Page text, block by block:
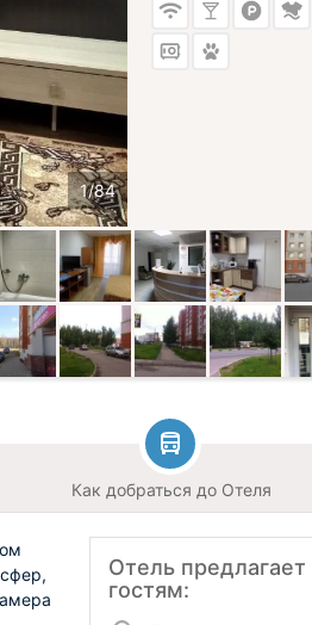
Как добраться до Отеля
Отель предлагает
гостям: